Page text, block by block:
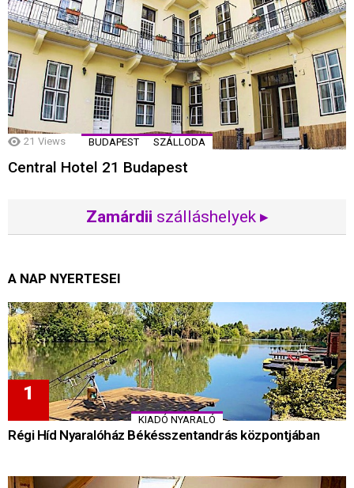
21 Views BUDAPEST SZÁLLODA
Central Hotel 21 Budapest
Zamárdii szálláshelyek ▸
A NAP NYERTESEI
KIADÓ NYARALÓ
Régi Híd Nyaralóház Békésszentandrás központjában